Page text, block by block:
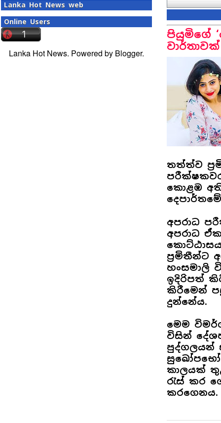
Lanka Hot News web
Online Users
Lanka Hot News. Powered by Blogger.
පියුමිගේ
තත්ත්ව
කොළඹ
අපරාධ
අපරාධ
ප්‍රමිතීන්ට
හංසමාලි
ඉදිරිපත්
කිරීමෙන්
දුන්නේය.
මෙම
විසින්
පුද්ගලයන්
කාලයක්
රැස් කර
කරගෙනය.